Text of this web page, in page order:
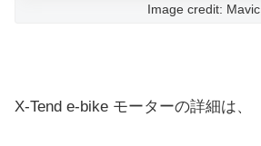
Image credit: Mavic
X-Tend e-bike モーターの詳細は、